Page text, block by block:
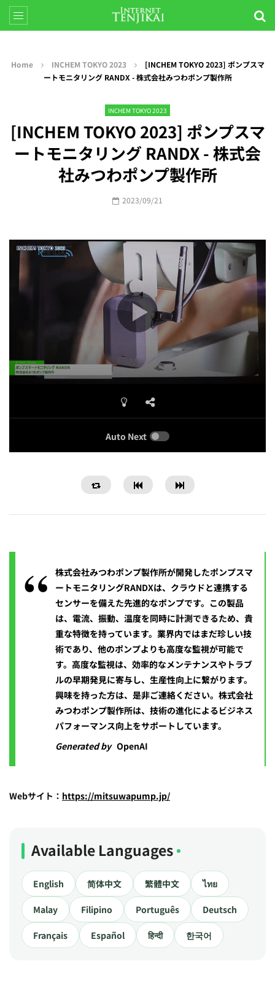
Home INCHEM TOKYO 2023
[INCHEM TOKYO 2023] ポンプスマ
ートモニタリング RANDX - 株式会社みつわポンプ製作所
INCHEM TOKYO 2023
[INCHEM TOKYO 2023] ポンプスマ
ートモニタリング RANDX - 株式会
社みつわポンプ製作所
2023/09/21
Auto Next
株式会社みつわポンプ製作所が開発したポンプスマ
ートモニタリングRANDXは、クラウドと連携する
センサーを備えた先進的なポンプです。この製品
は、電流、振動、温度を同時に計測できるため、貴
重な特徴を持っています。業界内ではまだ珍しい技
術であり、他のポンプよりも高度な監視が可能で
す。高度な監視は、効率的なメンテナンスやトラブ
ルの早期発見に寄与し、生産性向上に繋がります。
興味を持った方は、是非ご連絡ください。株式会社
みつわポンプ製作所は、技術の進化によるビジネス
パフォーマンス向上をサポートしています。
Generated by OpenAI
Webサイト： https://mitsuwapump.jp/
Available Languages
English 简体中文 繁體中文 ไทย
Malay Filipino Português Deutsch
Français Español हिन्दी 한국어